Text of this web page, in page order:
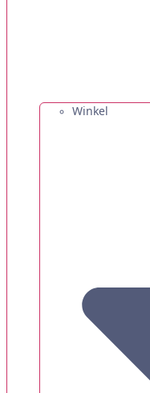
Winkel